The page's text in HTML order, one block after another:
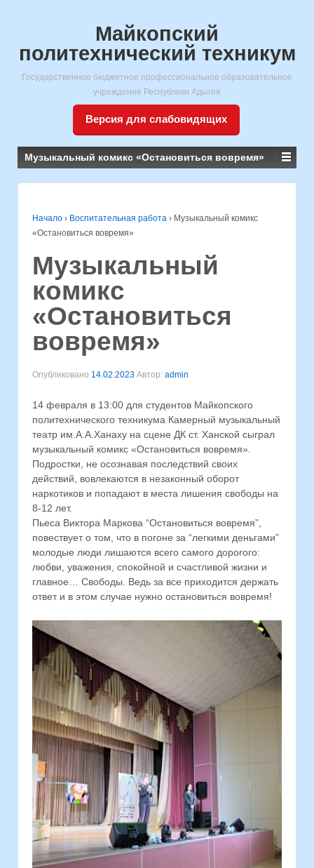
Майкопский
политехнический техникум
Государственное бюджетное профессиональное образовательное
учреждение Республики Адыгея
Версия для слабовидящих
Музыкальный комикс «Остановиться вовремя»
Начало › Воспитательная работа › Музыкальный комикс
«Остановиться вовремя»
Музыкальный
комикс
«Остановиться
вовремя»
Опубликовано 14.02.2023 Автор: admin
14 февраля в 13:00 для студентов Майкопского
политехнического техникума Камерный музыкальный
театр им.А.А.Ханаху на сцене ДК ст. Ханской сыграл
музыкальный комикс «Остановиться вовремя».
Подростки, не осознавая последствий своих
действий, вовлекаются в незаконный оборот
наркотиков и попадают в места лишения свободы на
8-12 лет.
Пьеса Виктора Маркова “Остановиться вовремя”,
повествует о том, что в погоне за “легкими деньгами”
молодые люди лишаются всего самого дорогого:
любви, уважения, спокойной и счастливой жизни и
главное… Свободы. Ведь за все приходится держать
ответ и в этом случае нужно остановиться вовремя!